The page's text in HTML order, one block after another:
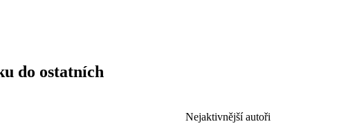
do ostatních
Nejaktivnější autoři